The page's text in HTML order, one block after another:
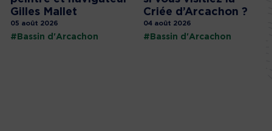
Gilles Mallet
05 août 2026
#Bassin d'Arcachon
Criée d’Arcachon ?
04 août 2026
#Bassin d'Arcachon